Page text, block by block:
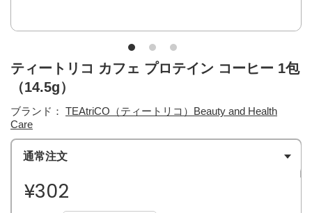
ティートリコ カフェ プロテイン コーヒー 1包
（14.5g）
ブランド： TEAtriCO（ティートリコ）Beauty and Health
Care
通常注文
¥302